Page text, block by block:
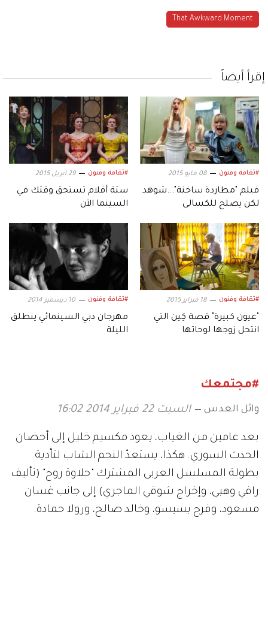
That Awkward Moment
إقرأ أيضاً
#ثقافة وفنون 08 مايو 2015
فيلم "مطاردة ساخنة"...شوهد
لكن يصلح للكسالى
#ثقافة وفنون 29 ابريل 2015
ستة أفلام تستحق وقتك في
السينما الآن
#ثقافة وفنون 18 فبراير 2015
"عيون كبيرة" قصة كِين التي
انتحل زوجها لوحاتها
#ثقافة وفنون 10 ديسمبر 2014
مهرجان دبي السينمائي ينطلق
الليلة
#مجتمعك
وائل العدس السبت 22 فبراير 2014 16:02
بعد عامين من الغياب، يعود مكسيم خليل إلى أحضان
الحدث السوري. هكذا، يستعدّ النجم الشاب لتأدية
بطولة المسلسل العربي المشترك "حلاوة روح" (تأليف
رافي وهبي، وإخراج شوقي الماجري) إلى جانب غسان
مسعود، وفرح بسيسو، وخالد صالح، ورولا حمادة.